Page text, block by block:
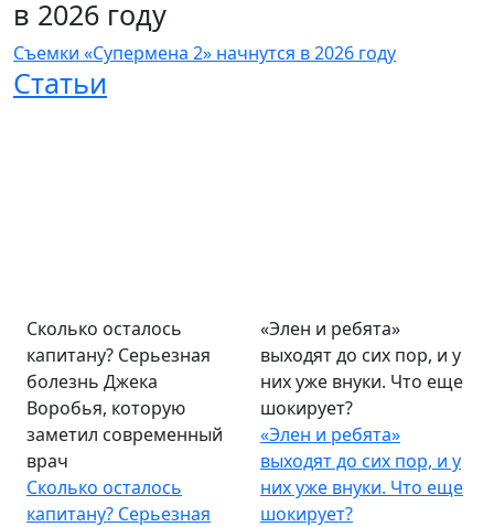
в 2026 году
Съемки «Супермена 2» начнутся в 2026 году
Статьи
Сколько осталось
капитану? Серьезная
болезнь Джека
Воробья, которую
заметил современный
врач
Сколько осталось
капитану? Серьезная
«Элен и ребята»
выходят до сих пор, и у
них уже внуки. Что еще
шокирует?
«Элен и ребята»
выходят до сих пор, и у
них уже внуки. Что еще
шокирует?